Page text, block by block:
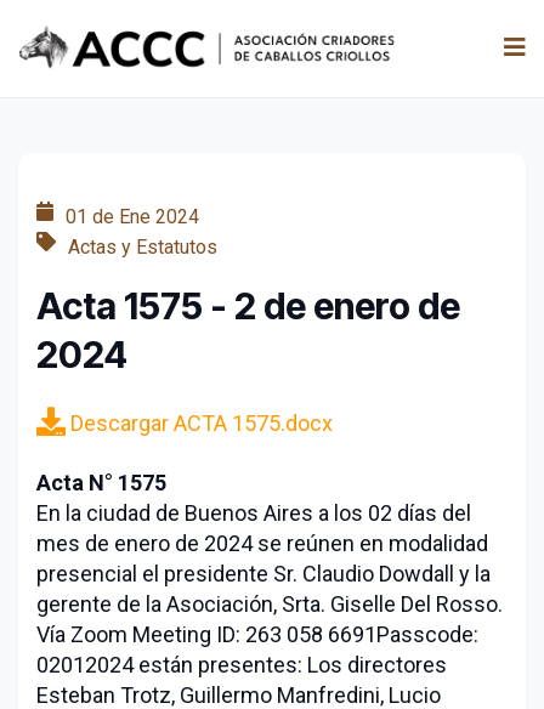
01 de Ene 2024
Actas y Estatutos
Acta 1575 - 2 de enero de
2024
Descargar ACTA 1575.docx
Acta N° 1575
En la ciudad de Buenos Aires a los 02 días del
mes de enero de 2024 se reúnen en modalidad
presencial el presidente Sr. Claudio Dowdall y la
gerente de la Asociación, Srta. Giselle Del Rosso.
Vía Zoom Meeting ID: 263 058 6691Passcode:
02012024 están presentes: Los directores
Esteban Trotz, Guillermo Manfredini, Lucio